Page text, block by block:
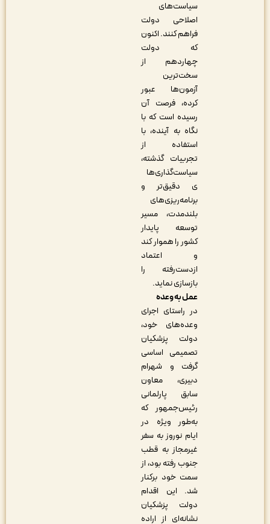
سیاست‌های
اصلاحی دولت
فراهم کنند. اکنون
که دولت
چهاردهم از
سخت‌ترین
آزمون‌ها عبور
کرده، فرصت آن
رسیده است که با
نگاه به آینده، با
استفاده از
تجربیات گذشته،
سیاست‌گذاری‌ها
ی دقیق‌تر و
برنامه‌ریزی‌های
بلندمدت، مسیر
توسعه پایدار
کشور را هموار کند
و اعتماد
ازدست‌رفته را
بازسازی نماید.
عمل به وعده
در راستای اجرای
وعده‌های خود،
دولت پزشکیان
تصمیمی اساسی
گرفت و شهرام
دبیری، معاون
سابق پارلمانی
رئیس‌جمهور که
به‌طور ویژه در
ایام نوروز به سفر
غیرمجاز به قطب
جنوب رفته بود، از
سمت خود برکنار
شد. این اقدام
دولت پزشکیان
نشانه‌ای از اراده